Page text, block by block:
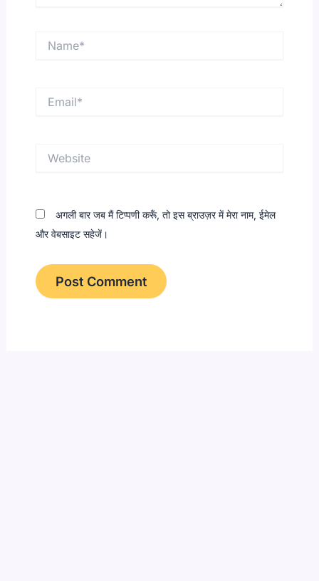
अगली बार जब मैं टिप्पणी करूँ, तो इस ब्राउज़र में मेरा नाम, ईमेल
और वेबसाइट सहेजें।